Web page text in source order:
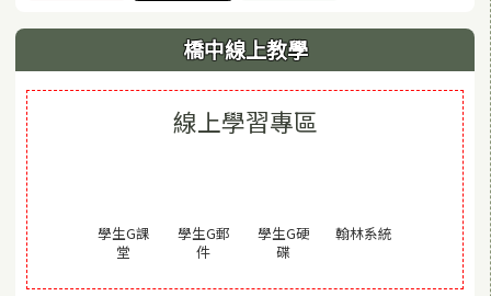
橋中線上教學
線上學習專區
學生G課
堂
學生G郵
件(另開視窗)
學生G硬
碟(另開視窗)
翰林系統(另開視窗)